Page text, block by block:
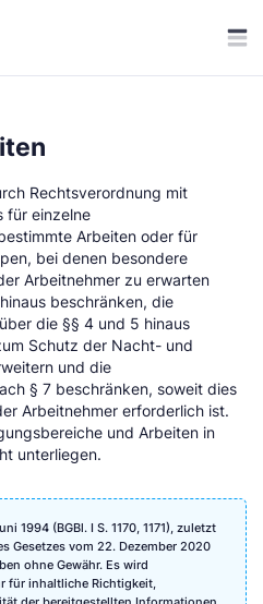
Rechtsverordnung mit
für einzelne
Arbeiten oder für
bei denen besondere
Arbeitnehmer zu erwarten
beschränken, die
die §§ 4 und 5 hinaus
Schutz der Nacht- und
und die
§ 7 beschränken, soweit dies
Arbeitnehmer erforderlich ist.
und Arbeiten in
unterliegen.
1994 (BGBl. I S. 1170, 1171), zuletzt
Gesetzes vom 22. Dezember 2020
ohne Gewähr. Es wird
für inhaltliche Richtigkeit,